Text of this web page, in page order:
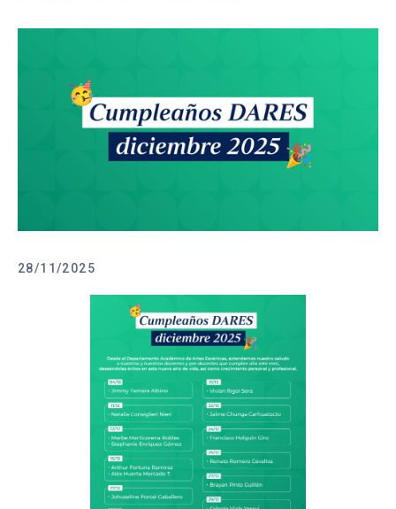
28/11/2025